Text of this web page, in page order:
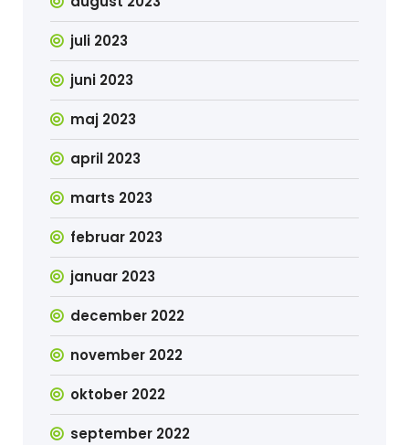
juli 2023
juni 2023
maj 2023
april 2023
marts 2023
februar 2023
januar 2023
december 2022
november 2022
oktober 2022
september 2022